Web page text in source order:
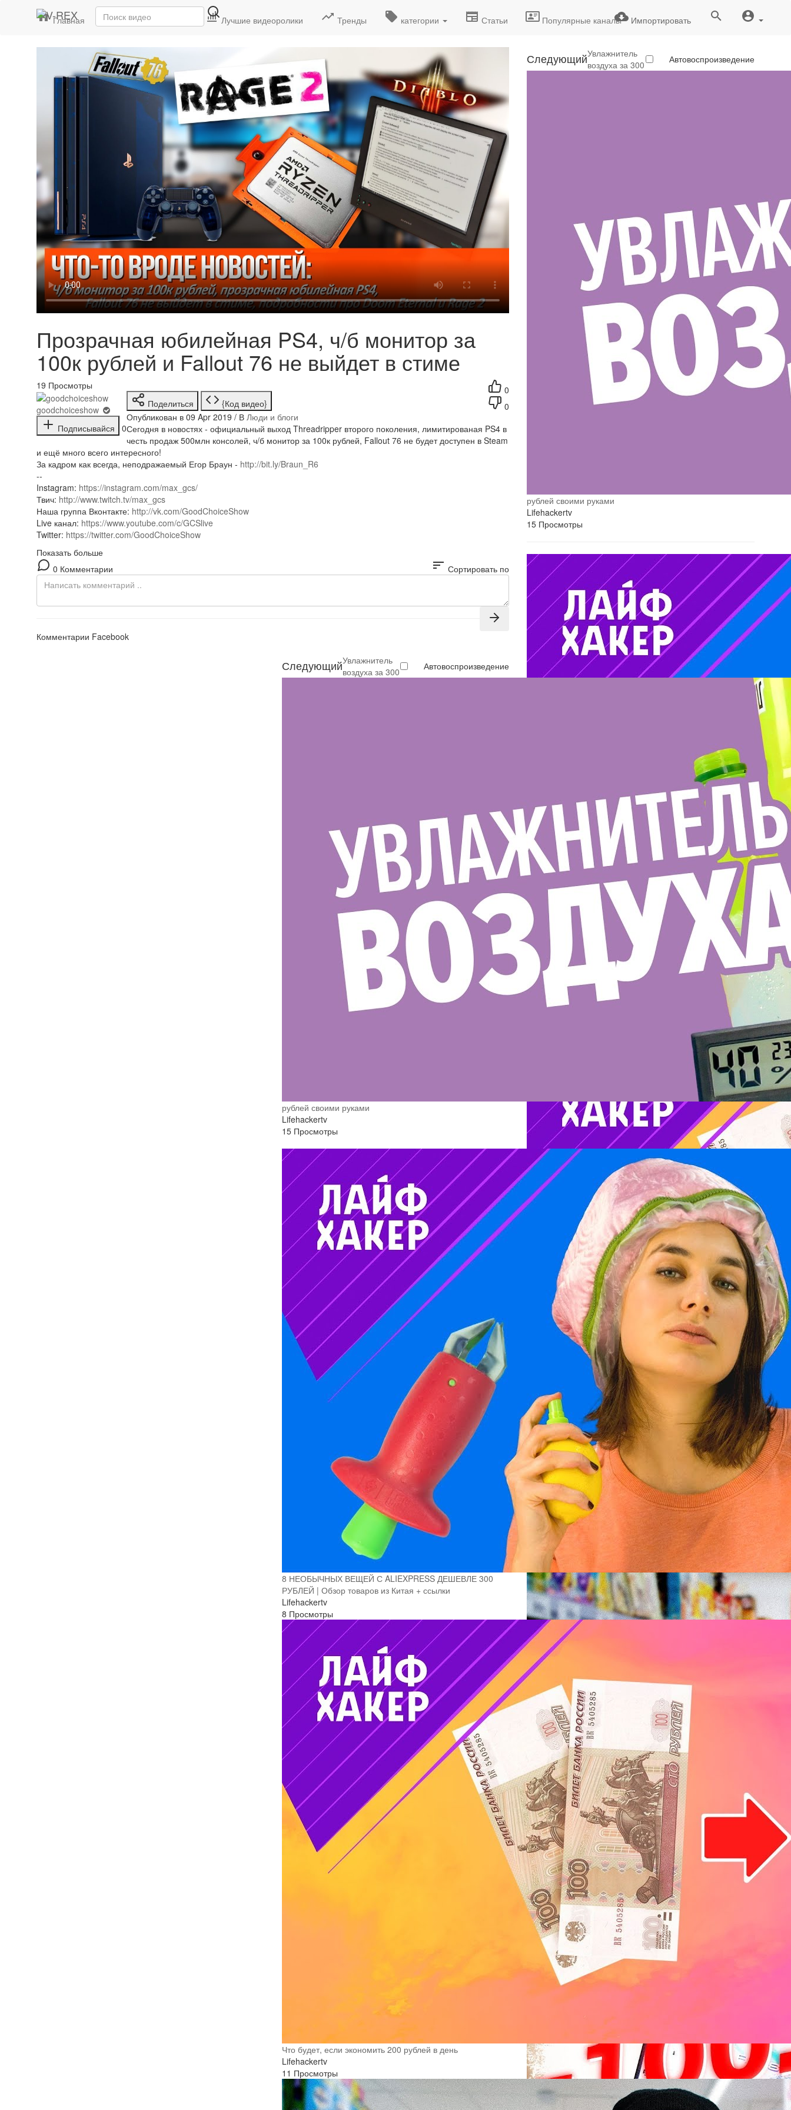
Импортировать
Главная Последние видео Лучшие видеоролики Тренды категории Статьи Популярные каналы
Следующий Автовоспроизведение
Увлажнитель
воздуха за 300
рублей своими руками
Lifehackertv
15 Просмотры
8 НЕОБЫЧНЫХ ВЕЩЕЙ С ALIEXPRESS ДЕШЕВЛЕ 300
РУБЛЕЙ | Обзор товаров из Китая + ссылки
Lifehackertv
Что будет, если экономить 200 рублей в день
Lifehackertv
11 Просмотры
Что будет, если жить 7 дней на 700 рублей
Lifehackertv
13 Просмотры
Прозрачная юбилейная PS4, ч/б монитор за
100к рублей и Fallout 76 не выйдет в стиме
0
0
19 Просмотры
goodchoiceshow
Подписывайся
0
Поделиться
{Код видео}
Опубликован в 09 Apr 2019 / В Люди и блоги
Сегодня в новостях - официальный выход Threadripper второго поколения, лимитированая PS4 в
честь продаж 500млн консолей, ч/б монитор за 100к рублей, Fallout 76 не будет доступен в Steam
и ещё много всего интересного!
За кадром как всегда, неподражаемый Егор Браун - http://bit.ly/Braun_R6
--
Instagram: https://instagram.com/max_gcs/
Твич: http://www.twitch.tv/max_gcs
Наша группа Вконтакте: http://vk.com/GoodChoiceShow
Live канал: https://www.youtube.com/c/GCSlive
Twitter: https://twitter.com/GoodChoiceShow
Показать больше
0 Комментарии
sort Сортировать по
Комментарии Facebook
Следующий Автовоспроизведение
Увлажнитель
воздуха за 300
рублей своими руками
Lifehackertv
15 Просмотры
8 НЕОБЫЧНЫХ ВЕЩЕЙ С ALIEXPRESS ДЕШЕВЛЕ 300
РУБЛЕЙ | Обзор товаров из Китая + ссылки
Lifehackertv
8 Просмотры
Что будет, если экономить 200 рублей в день
Lifehackertv
11 Просмотры